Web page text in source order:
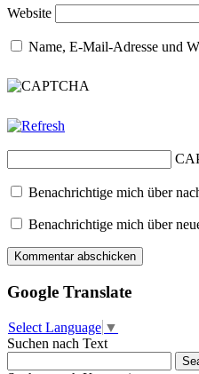
Website
Name, E-Mail-Adresse und
Benachrichtige mich über
Benachrichtige mich über
Google Translate
Select Language ▼
Suchen nach Text